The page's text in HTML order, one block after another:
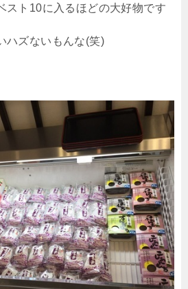
スト10に入るほどの大好物です
ハズないもんな(笑)